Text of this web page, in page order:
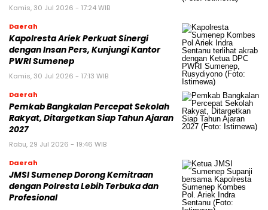
Kamis, 30 Jul 2026 - 17:24 WIB
Daerah
Kapolresta Ariek Perkuat Sinergi
dengan Insan Pers, Kunjungi Kantor
PWRI Sumenep
Kamis, 30 Jul 2026 - 17:13 WIB
Daerah
Pemkab Bangkalan Percepat Sekolah
Rakyat, Ditargetkan Siap Tahun Ajaran
2027
Rabu, 29 Jul 2026 - 19:46 WIB
Daerah
JMSI Sumenep Dorong Kemitraan
dengan Polresta Lebih Terbuka dan
Profesional